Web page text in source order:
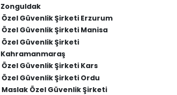
Zonguldak
Özel Güvenlik Şirketi Erzurum
Özel Güvenlik Şirketi Manisa
Özel Güvenlik Şirketi
Kahramanmaraş
Özel Güvenlik Şirketi Kars
Özel Güvenlik Şirketi Ordu
Maslak Özel Güvenlik Şirketi